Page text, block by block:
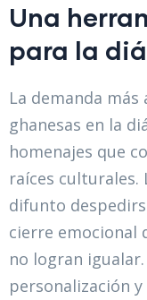
Una
para la
La demanda
ghanesas en la
homenajes que
raíces culturales.
difunto
cierre emocional
no logran
personalización